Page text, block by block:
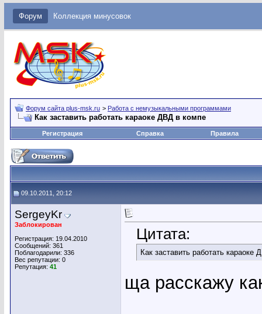
Форум Коллекция минусовок
Форум сайта plus-msk.ru > Работа с немузыкальными программами
Как заставить работать караоке ДВД в компе
Регистрация Справка Правила
09.10.2011, 20:12
SergeyKr
Заблокирован
Регистрация: 19.04.2010
Сообщений: 361
Поблагодарили: 336
Вес репутации: 0
Репутация: 41
Цитата:
Как заставить работать караоке
ща расскажу